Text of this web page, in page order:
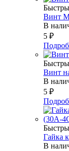
Винт
В
5 ₽
Винт
В
5 ₽
Гайка
В